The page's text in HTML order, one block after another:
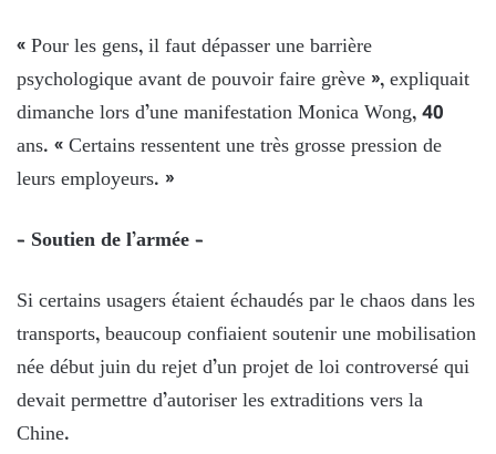
« Pour les gens, il faut dépasser une barrière
psychologique avant de pouvoir faire grève », expliquait
dimanche lors d’une manifestation Monica Wong, 40
ans. « Certains ressentent une très grosse pression de
leurs employeurs. »
– Soutien de l’armée –
Si certains usagers étaient échaudés par le chaos dans les
transports, beaucoup confiaient soutenir une mobilisation
née début juin du rejet d’un projet de loi controversé qui
devait permettre d’autoriser les extraditions vers la
Chine.